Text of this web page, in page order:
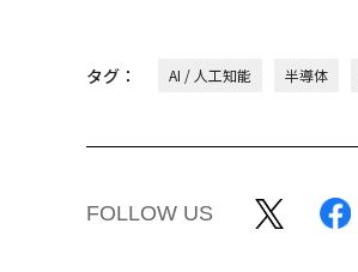
タグ： AI / 人工知能 半導体
FOLLOW US